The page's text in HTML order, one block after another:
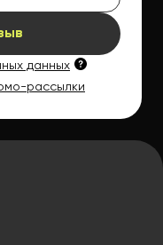
данных
рассылки